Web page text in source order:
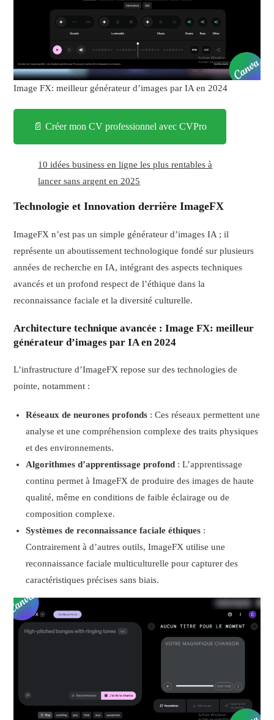
Image FX: meilleur générateur d’images par IA en 2024
📄 Créer mon CV professionnel avec CVPro
10 idées business en ligne les plus rentables à
lancer sans argent en 2025
Technologie et Innovation derrière ImageFX
ImageFX n’est pas un simple générateur d’images IA ; il
représente un aboutissement technologique fondé sur plusieurs
années de recherche en IA, intégrant des aspects techniques
avancés et un profond respect de l’éthique dans la
reconnaissance faciale et la diversité culturelle.
Architecture technique avancée : Image FX: meilleur
générateur d’images par IA en 2024
L’infrastructure d’ImageFX repose sur des technologies de
pointe, notamment :
Réseaux de neurones profonds : Ces réseaux permettent une
analyse et une compréhension complexe des traits physiques
et des environnements.
Algorithmes d’apprentissage profond : L’apprentissage
continu permet à ImageFX de produire des images de haute
qualité, même en conditions de faible éclairage ou de
composition complexe.
Systèmes de reconnaissance faciale éthiques :
Contrairement à d’autres outils, ImageFX utilise une
reconnaissance faciale multiculturelle pour capturer des
caractéristiques précises sans biais.